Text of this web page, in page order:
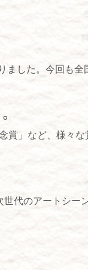
ました。今回も全
賞」など、様々な
代のアートシー